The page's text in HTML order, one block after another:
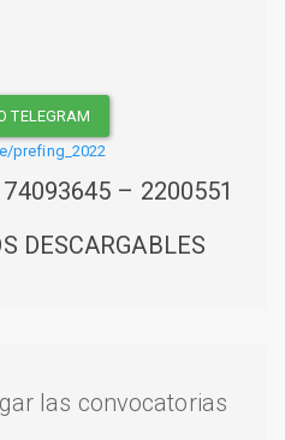
TELEGRAM
prefing_2022
– 2200551
DESCARGABLES
las convocatorias